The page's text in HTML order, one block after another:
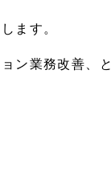
ます。
ン業務改善、と